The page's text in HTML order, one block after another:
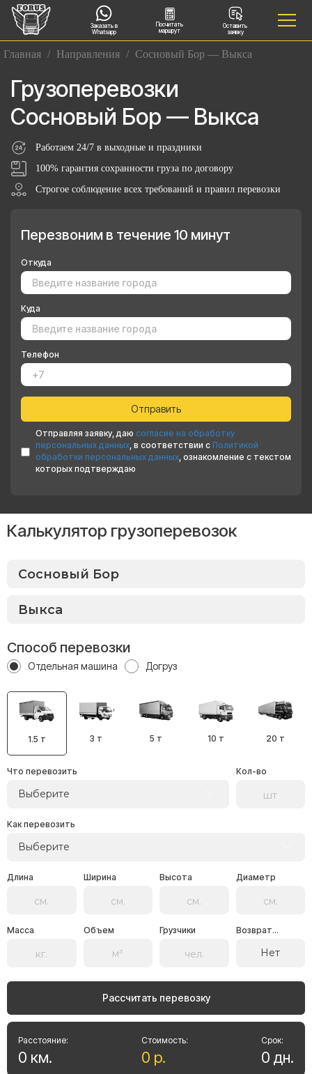
Заказать в
Whatsapp
Посчитать
маршрут
Оставить
заявку
Главная / Направления / Сосновый Бор — Выкса
Грузоперевозки
Сосновый Бор — Выкса
Работаем 24/7 в выходные и праздники
100% гарантия сохранности груза по договору
Строгое соблюдение всех требований и правил перевозки
Перезвоним в течение 10 минут
Откуда
Куда
Телефон
Отправляя заявку, даю согласие на обработку
персональных данных, в соответствии с Политикой
обработки персональных данных, ознакомление с текстом
которых подтверждаю
Калькулятор грузоперевозок
Способ перевозки
Отдельная машина Догруз
1.5 т 3 т 5 т 10 т 20 т
Что перевозить
Выберите
Кол-во
Как перевозить
Выберите
Длина Ширина Высота Диаметр
Масса Объем Грузчики Возврат...
Нет
Рассчитать перевозку
Стоимость:
0 р.
Расстояние:
0 км.
Срок:
0 дн.